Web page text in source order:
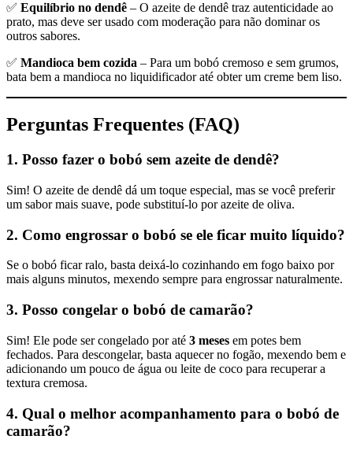
✅ Equilíbrio no dendê – O azeite de dendê traz autenticidade ao
prato, mas deve ser usado com moderação para não dominar os
outros sabores.
✅ Mandioca bem cozida – Para um bobó cremoso e sem grumos,
bata bem a mandioca no liquidificador até obter um creme bem liso.
Perguntas Frequentes (FAQ)
1. Posso fazer o bobó sem azeite de dendê?
Sim! O azeite de dendê dá um toque especial, mas se você preferir
um sabor mais suave, pode substituí-lo por azeite de oliva.
2. Como engrossar o bobó se ele ficar muito líquido?
Se o bobó ficar ralo, basta deixá-lo cozinhando em fogo baixo por
mais alguns minutos, mexendo sempre para engrossar naturalmente.
3. Posso congelar o bobó de camarão?
Sim! Ele pode ser congelado por até 3 meses em potes bem
fechados. Para descongelar, basta aquecer no fogão, mexendo bem e
adicionando um pouco de água ou leite de coco para recuperar a
textura cremosa.
4. Qual o melhor acompanhamento para o bobó de
camarão?